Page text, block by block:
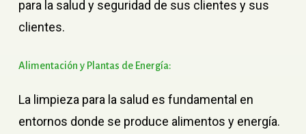
para la salud y seguridad de sus clientes y sus
clientes.
Alimentación y Plantas de Energía:
La limpieza para la salud es fundamental en
entornos donde se produce alimentos y energía.